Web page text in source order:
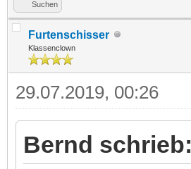
Suchen
Furtenschisser
Klassenclown
29.07.2019, 00:26
Bernd schrieb: